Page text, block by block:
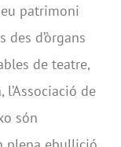
patrimoni
d’òrgans
de teatre,
de
són